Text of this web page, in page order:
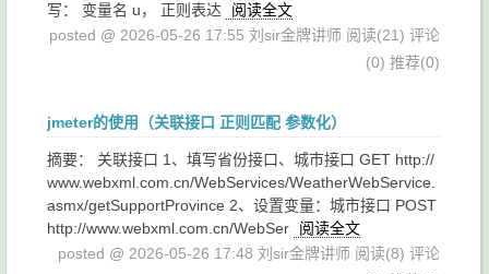
写： 变量名 u， 正则表达
阅读全文
posted @ 2026-05-26 17:55 刘sir金牌讲师 阅读(21) 评论
(0) 推荐(0)
jmeter的使用（关联接口 正则匹配 参数化）
摘要： 关联接口 1、填写省份接口、城市接口 GET http://
www.webxml.com.cn/WebServices/WeatherWebService.
asmx/getSupportProvince 2、设置变量：城市接口 POST
http://www.webxml.com.cn/WebSer
阅读全文
posted @ 2026-05-26 17:48 刘sir金牌讲师 阅读(8) 评论